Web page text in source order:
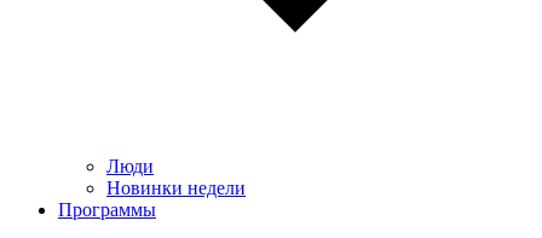
Люди
Новинки недели
Программы